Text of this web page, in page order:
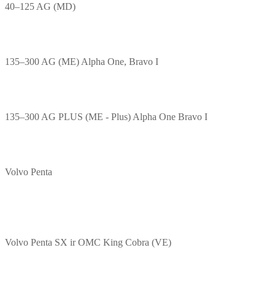
40–125 AG (MD)
135–300 AG (ME) Alpha One, Bravo I
135–300 AG PLUS (ME - Plus) Alpha One Bravo I
Volvo Penta
Volvo Penta SX ir OMC King Cobra (VE)